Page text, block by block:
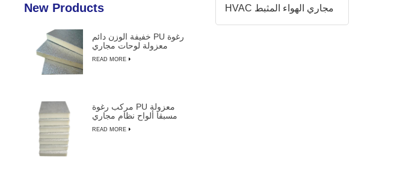
HVAC مجاري الهواء المثبط
New Products
خفيفة الوزن دائم PU رغوة
معزولة لوحات مجاري
الهواء
READ MORE
مركب رغوة PU معزولة
مسبقا ألواح نظام مجاري
READ MORE